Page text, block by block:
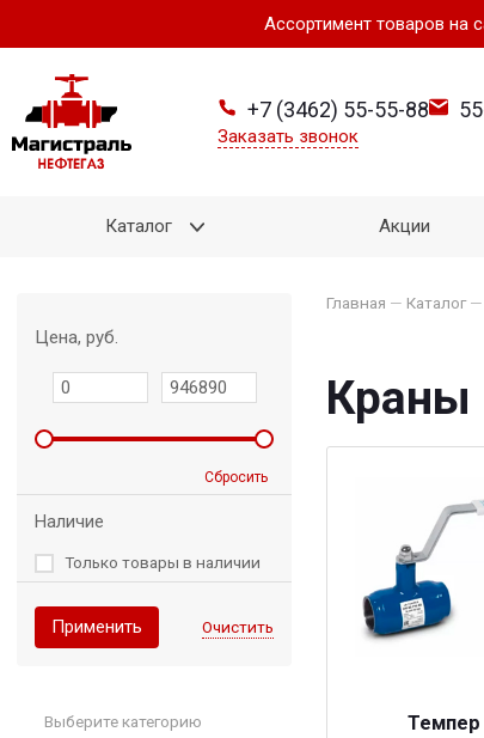
Ассортимент товаров на
+7 (3462) 55-55-88
Заказать звонок
Каталог Акции
Выберите категорию
Цена, руб.
Сбросить
Наличие
Только товары в наличии
Применить Очистить
Главная — Каталог —
Краны
Темпер